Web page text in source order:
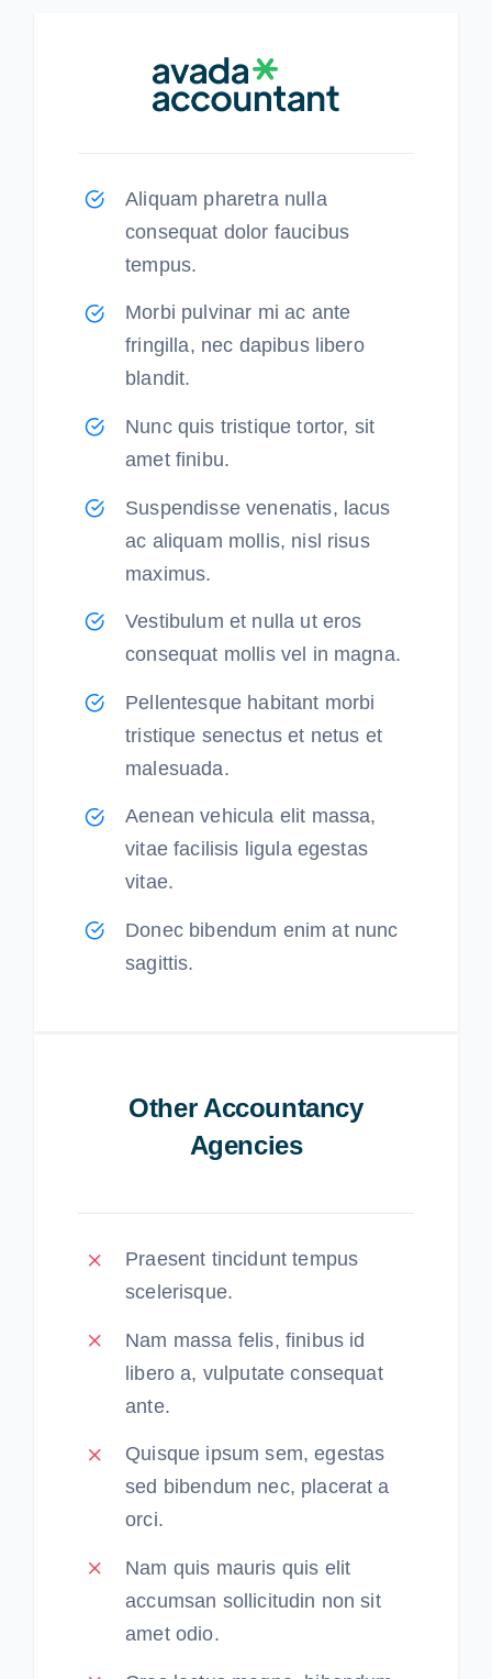
Aliquam pharetra nulla
consequat dolor faucibus
tempus.
Morbi pulvinar mi ac ante
fringilla, nec dapibus libero
blandit.
Nunc quis tristique tortor, sit
amet finibu.
Suspendisse venenatis, lacus
ac aliquam mollis, nisl risus
maximus.
Vestibulum et nulla ut eros
consequat mollis vel in magna.
Pellentesque habitant morbi
tristique senectus et netus et
malesuada.
Aenean vehicula elit massa,
vitae facilisis ligula egestas
vitae.
Donec bibendum enim at nunc
sagittis.
Other Accountancy
Agencies
Praesent tincidunt tempus
scelerisque.
Nam massa felis, finibus id
libero a, vulputate consequat
ante.
Quisque ipsum sem, egestas
sed bibendum nec, placerat a
orci.
Nam quis mauris quis elit
accumsan sollicitudin non sit
amet odio.